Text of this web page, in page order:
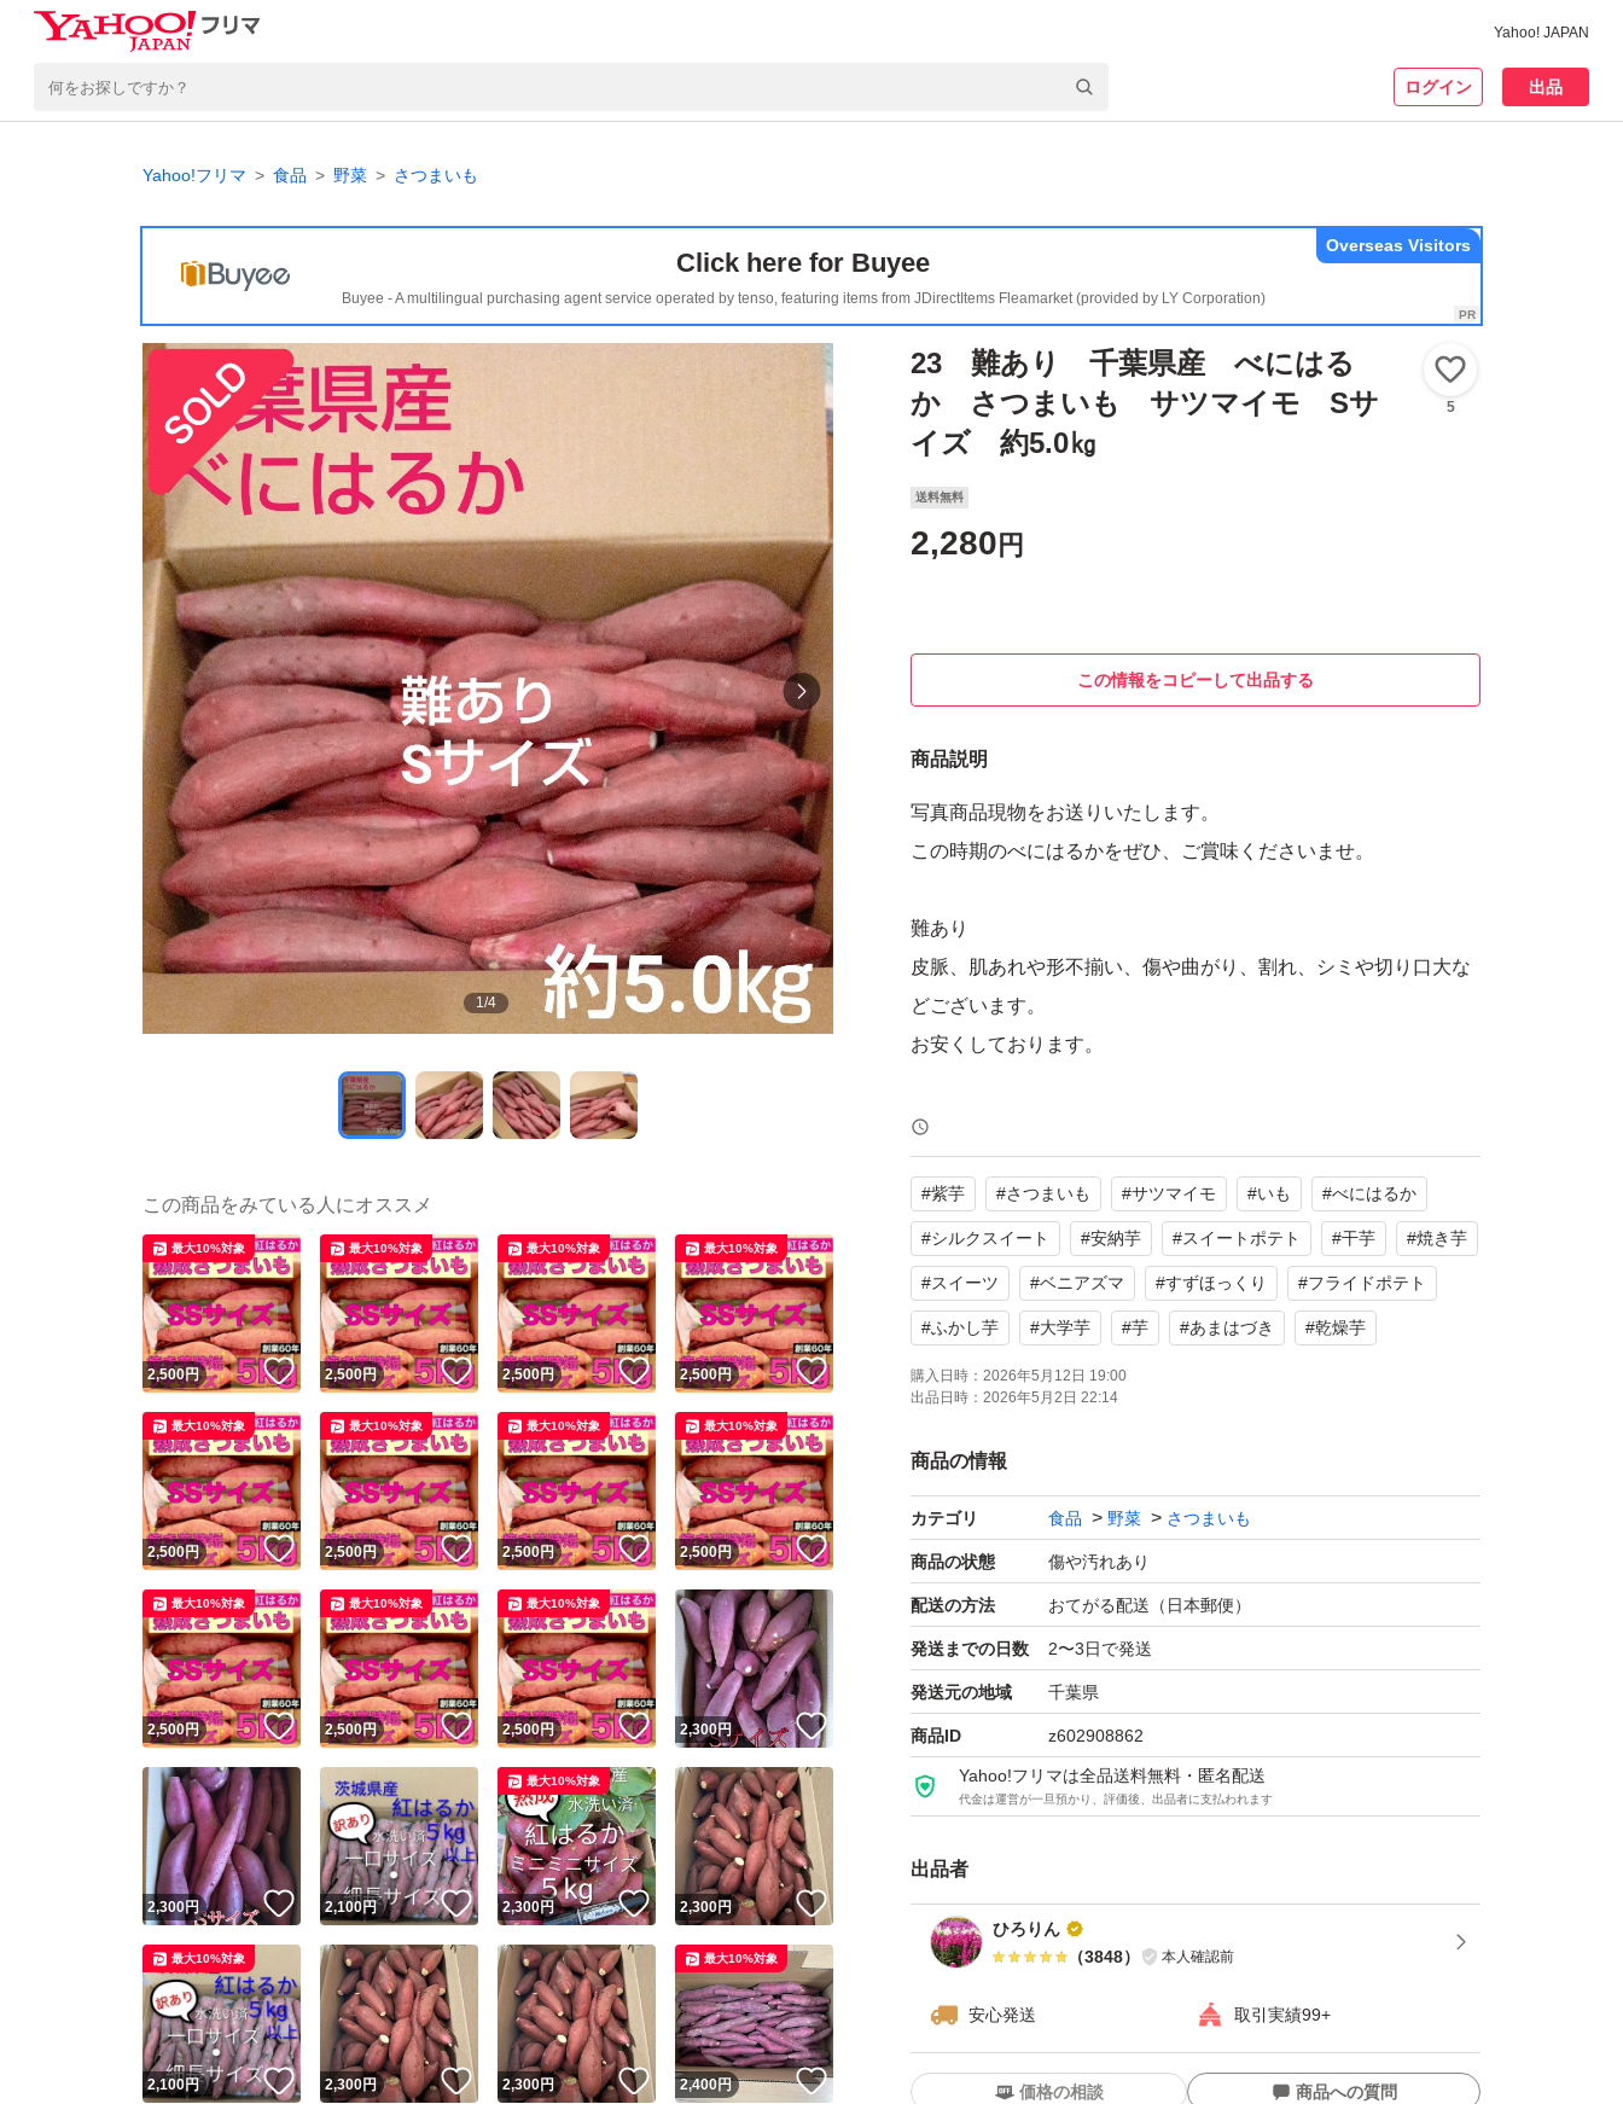
Yahoo! JAPAN
ログイン 出品
Yahoo!フリマ 食品 野菜 さつまいも
Click here for Buyee
Buyee - A multilingual purchasing agent service operated by tenso, featuring items from JDirectItems Fleamarket (provided by LY Corporation)
Overseas Visitors
1/4
23 難あり 千葉県産 べにはる
か さつまいも サツマイモ Sサ
イズ 約5.0㎏
5
送料無料
2,280 円
この情報をコピーして出品する
商品説明
写真商品現物をお送りいたします。
この時期のべにはるかをぜひ、ご賞味くださいませ。
難あり
皮脈、肌あれや形不揃い、傷や曲がり、割れ、シミや切り口大な
どございます。
お安くしております。
令和7年産
6カ月ちょっとぐらい熟成中のべにはるかをご賞味ください。
熟成状況によりけりでペタペタの感じまでではないものもござい
ます、ほっくりした感じも残っているべにはるかもございます。
千葉県産 べにはるか Sサイズ100グラム～200グラム程度のサ
うぞ。
千葉県北総地域で栽培したサツマイモを農家から直接発送いたし
ます。
送料＋梱包資材代として950円ほど販売価格に含まれてご提供し
ておりますので販売価格についてはご理解いただけると幸いで
す。
50年以上、サツマイモ作っておりますので味には多少自信があり
ます。
野菜の種類...さつまいも・サツマイモ
#紫芋 #さつまいも #サツマイモ #いも #べにはるか
#シルクスイート #安納芋 #スイートポテト #干芋 #焼き芋
#スイーツ #ベニアズマ #すずほっくり #フライドポテト
#ふかし芋 #大学芋 #芋 #あまはづき #乾燥芋
購入日時： 2026年5月12日 19:00
出品日時： 2026年5月2日 22:14
商品の情報
カテゴリ 食品 野菜 さつまいも
商品の状態 傷や汚れあり
配送の方法 おてがる配送（日本郵便）
発送までの日数 2〜3日で発送
発送元の地域 千葉県
商品ID z602908862
Yahoo!フリマは全品送料無料・匿名配送
代金は運営が一旦預かり、評価後、出品者に支払われます
出品者
ひろりん
（3848） 本人確認前
安心発送 取引実績99+
価格の相談 商品への質問
この商品をみている人にオススメ
2,500円 いいね！
最大10%対象
2,500円 いいね！
最大10%対象
2,500円 いいね！
最大10%対象
2,500円 いいね！
最大10%対象
2,500円 いいね！
最大10%対象
2,500円 いいね！
最大10%対象
2,500円 いいね！
最大10%対象
2,500円 いいね！
最大10%対象
2,500円 いいね！
最大10%対象
2,500円 いいね！
最大10%対象
2,500円 いいね！
最大10%対象
2,300円
2,300円 いいね！
2,100円 いいね！
2,300円 いいね！
最大10%対象
2,300円 いいね！
2,100円 いいね！
最大10%対象
2,300円 いいね！
2,300円 いいね！
2,400円 いいね！
最大10%対象